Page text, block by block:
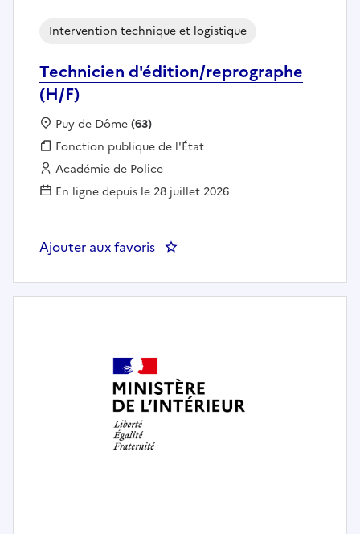
Technicien d'édition/reprographe
(H/F)
Intervention technique et logistique
Localisation :
Puy de Dôme(63)
Fonction publique :
Fonction publique de l'État
Employeur :
Académie de Police
En ligne depuis le 28 juillet 2026
Ajouter aux favoris : Technicien d'édition/